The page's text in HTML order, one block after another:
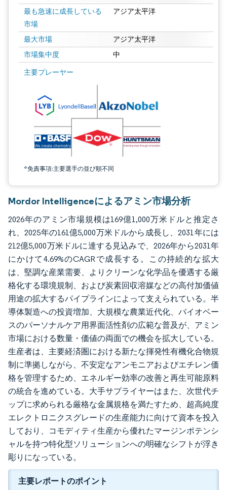
最も急速に成長している
市場
アジア太平洋
最大市場 アジア太平洋
市場集中度 中
主要プレーヤー
*免責事項:主要選手の並び順不同
画像 © Mordor Intelligence。再利用にはCC BY 4.0の表示が必要です。
Mordor Intelligenceによるアミン市場分析
2026年のアミン市場規模は169億1,000万米ドルと推定さ
れ、2025年の161億5,000万米ドルから成長し、2031年には
212億5,000万米ドルに達する見込みで、2026年から2031年
にかけて4.69%のCAGRで成長する。この持続的な拡大
は、堅調な産業需要、よりクリーンな化学品を優遇する厳
格化する環境規制、および炭素回収溶媒などの高付加価値
用途の拡大するパイプラインによって支えられている。半
導体製造への投資増加、大規模な農業近代化、バイオベー
スのパーソナルケア用界面活性剤の広範な普及が、アミン
市場における数量・価値の両面での機会を拡大している。
生産者は、主要経済圏における新たな揮発性有機化合物規
制に準拠しながら、不安定なアンモニアおよびエチレン価
格を管理するため、エネルギー効率の改善と再生可能原料
の統合を進めている。大手サプライヤーはまた、次世代チ
ップに求められる厳格な金属規格を満たすため、超高純度
エレクトロニクスグレードの生産能力に向けて資本を投入
しており、コモディティ生産から優れたマージンポテンシ
ャルを持つ特化型ソリューションへの明確なシフトが浮き
彫りになっている。
主要レポートのポイント